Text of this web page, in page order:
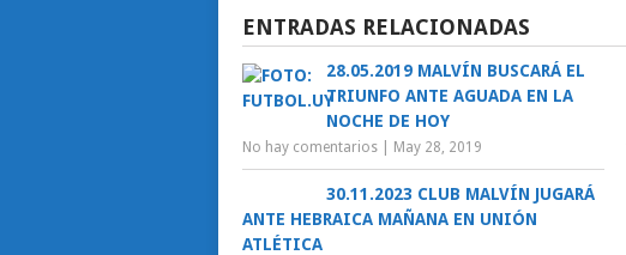
ENTRADAS RELACIONADAS
28.05.2019 MALVÍN BUSCARÁ EL
TRIUNFO ANTE AGUADA EN LA
NOCHE DE HOY
No hay comentarios May 28, 2019
30.11.2023 CLUB MALVÍN JUGARÁ
ANTE HEBRAICA MAÑANA EN UNIÓN
ATLÉTICA